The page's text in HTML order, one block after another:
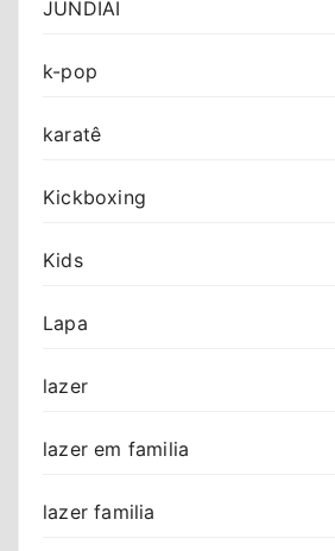
JUNDIAI
k-pop
karatê
Kickboxing
Kids
Lapa
lazer
lazer em familia
lazer familia